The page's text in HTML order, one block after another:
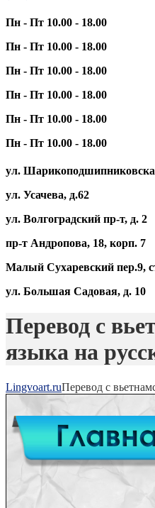
Пн - Пт 10.00 - 18.00
Пн - Пт 10.00 - 18.00
Пн - Пт 10.00 - 18.00
Пн - Пт 10.00 - 18.00
Пн - Пт 10.00 - 18.00
Пн - Пт 10.00 - 18.00
ул.
ул. Усачева, д.62
ул. Волгоградский пр-т, д. 2
пр-т Андропова, 18, корп. 7
Малый Сухаревский пер.9,
ул. Большая Садовая, д. 10
Перевод с
языка на
Lingvoart.ruПеревод с